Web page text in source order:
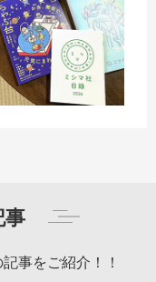
事
事をご紹介！！